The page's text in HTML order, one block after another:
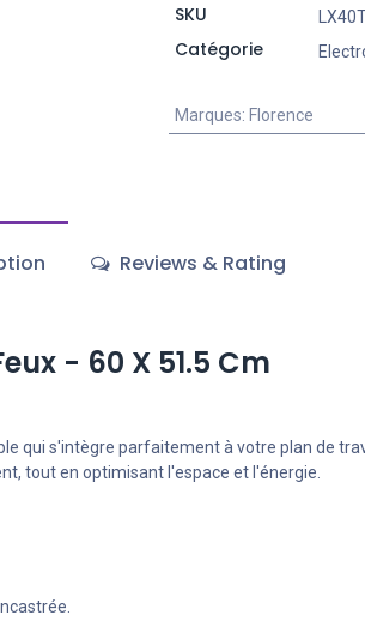
SKU
Catégorie
Marques: Florence
Reviews & Rating
- 60 X 51.5 Cm
qui s'intègre parfaitement à votre plan de
tout en optimisant l'espace et l'énergie.